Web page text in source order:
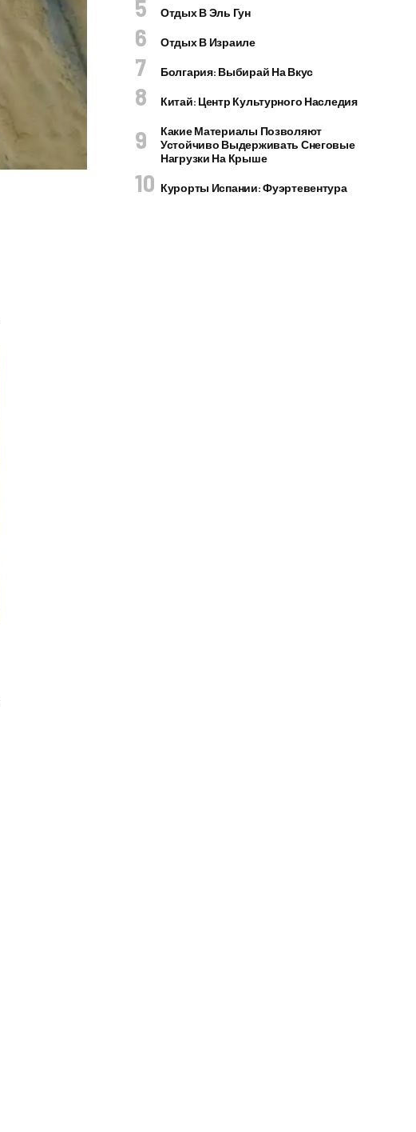
Отдых В Эль Гун
Отдых В Израиле
Болгария: Выбирай На Вкус
Китай: Центр Культурного Наследия
Какие Материалы Позволяют
Устойчиво Выдерживать Снеговые
Нагрузки На Крыше
Курорты Испании: Фуэртевентура